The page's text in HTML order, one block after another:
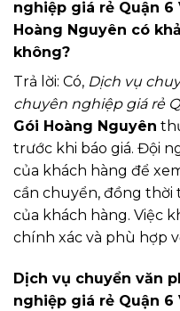
nghiệp giá rẻ Quận 6
Hoàng Nguyên có
không?
Trả lời: Có, Dịch vụ
chuyên nghiệp giá rẻ
Gói Hoàng Nguyên
trước khi báo giá. Đội
của khách hàng để
cần chuyển, đồng thời
của khách hàng. Việc
chính xác và phù hợp
Dịch vụ chuyển văn
nghiệp giá rẻ Quận 6